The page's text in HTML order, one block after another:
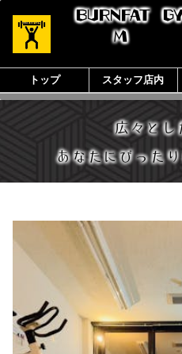
BURNFAT
M
トップ スタッフ店内
広々とし
あなたにぴった